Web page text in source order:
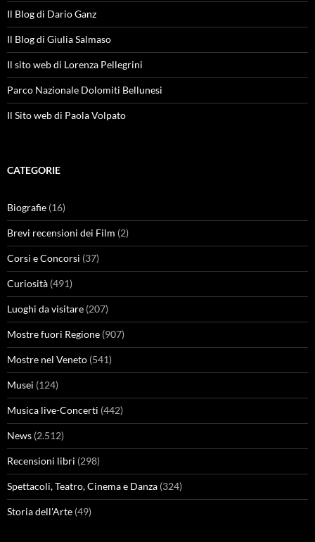
Il Blog di Dario Ganz
Il Blog di Giulia Salmaso
Il sito web di Lorenza Pellegrini
Parco Nazionale Dolomiti Bellunesi
Il Sito web di Paola Volpato
CATEGORIE
Biografie (16)
Brevi recensioni dei Film (2)
Corsi e Concorsi (37)
Curiosità (491)
Luoghi da visitare (207)
Mostre fuori Regione (907)
Mostre nel Veneto (541)
Musei (124)
Musica live-Concerti (442)
News (2.512)
Recensioni libri (298)
Spettacoli, Teatro, Cinema e Danza (324)
Storia dell'Arte (49)